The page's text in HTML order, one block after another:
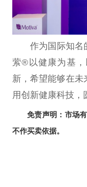
作为国际知名
萦®以健康为基，
新，希望能够在未
用创新健康科技，
免责声明：市场
不作买卖依据。